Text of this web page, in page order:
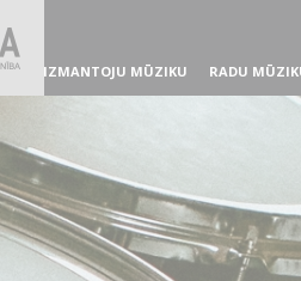
IZMANTOJU MŪZIKU RADU